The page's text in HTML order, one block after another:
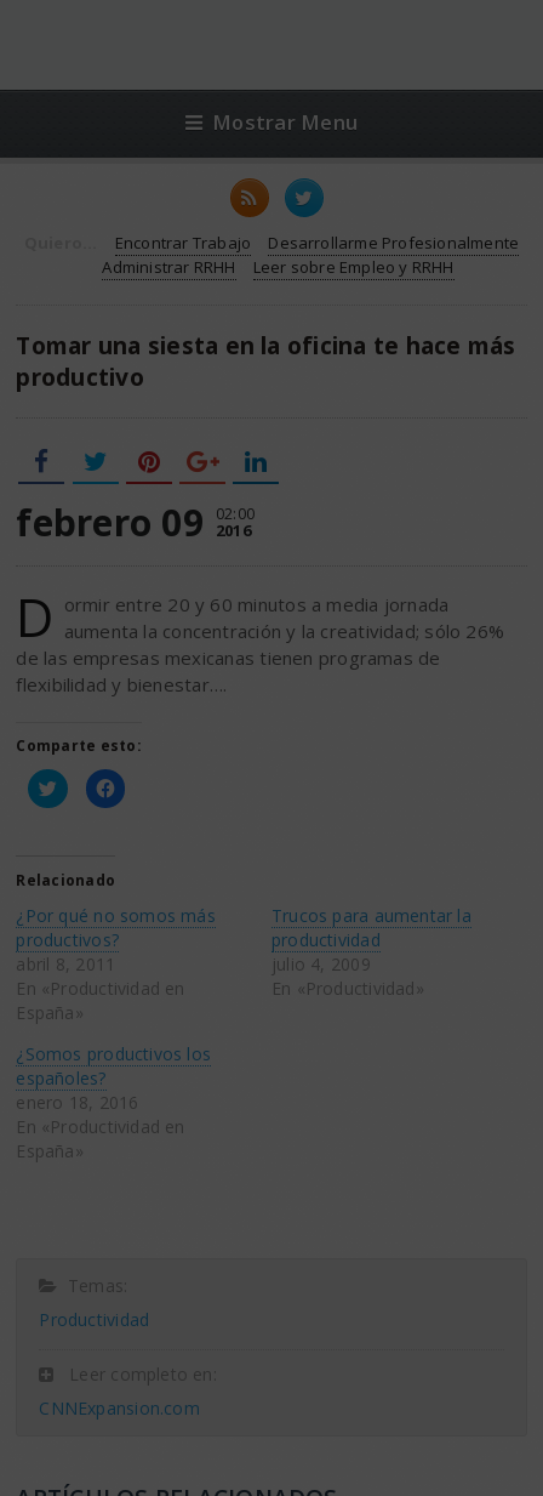
Mostrar Menu
Encontrar Trabajo
Desarrollarme Profesionalmente
Administrar RRHH
Leer sobre Empleo y RRHH
Tomar una siesta en la oficina te hace más
productivo
febrero 09 02:00
2016
D ormir entre 20 y 60 minutos a media jornada
aumenta la concentración y la creatividad; sólo 26%
de las empresas mexicanas tienen programas de
flexibilidad y bienestar….
Comparte esto:
Haz
clic
(Se
abre
una
ventana
nueva)
Haz
clic
una
ventana
nueva)
Relacionado
¿Por qué no somos más
productivos?
abril 8, 2011
En «Productividad en
España»
Trucos para aumentar la
productividad
julio 4, 2009
En «Productividad»
¿Somos productivos los
españoles?
enero 18, 2016
En «Productividad en
España»
Temas:
Productividad
Leer completo en:
CNNExpansion.com